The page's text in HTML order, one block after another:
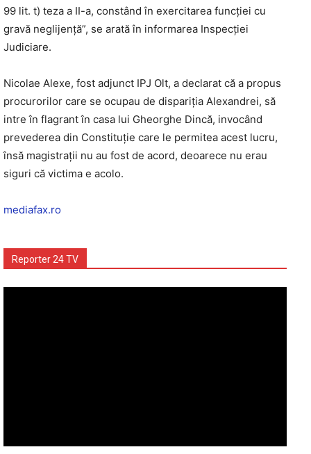
99 lit. t) teza a II-a, constând în exercitarea funcţiei cu
gravă neglijenţă”, se arată în informarea Inspecţiei
Judiciare.
Nicolae Alexe, fost adjunct IPJ Olt, a declarat că a propus
procurorilor care se ocupau de dispariţia Alexandrei, să
intre în flagrant în casa lui Gheorghe Dincă, invocând
prevederea din Constituţie care le permitea acest lucru,
însă magistraţii nu au fost de acord, deoarece nu erau
siguri că victima e acolo.
mediafax.ro
Reporter 24 TV